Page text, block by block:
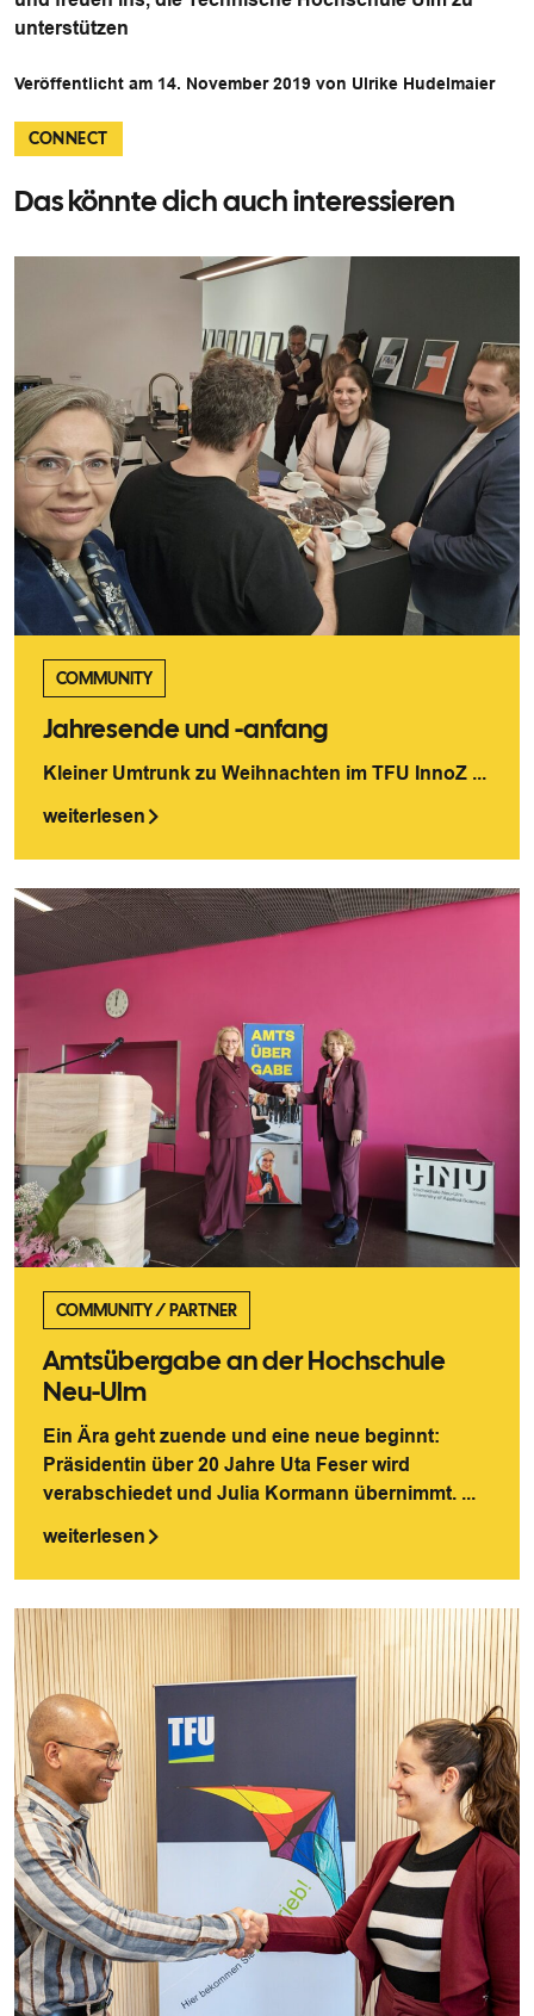
unterstützen
Veröffentlicht am 14. November 2019 von Ulrike Hudelmaier
CONNECT
Das könnte dich auch interessieren
COMMUNITY
Jahresende und -anfang
Kleiner Umtrunk zu Weihnachten im TFU InnoZ ...
weiterlesen
COMMUNITY/PARTNER
Amtsübergabe an der Hochschule
Neu-Ulm
Ein Ära geht zuende und eine neue beginnt:
Präsidentin über 20 Jahre Uta Feser wird
verabschiedet und Julia Kormann übernimmt. ...
weiterlesen